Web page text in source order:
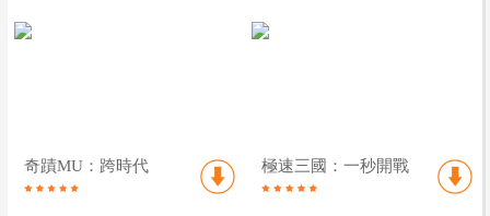
奇蹟MU：跨時代 極速三國：一秒開戰